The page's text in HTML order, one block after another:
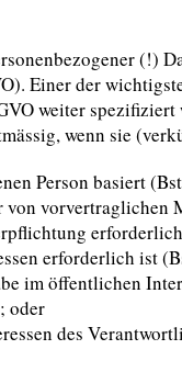
(!)
Einer der
weiter
wenn sie
Person basiert
vorvertraglichen
erforderlich ist
im öffentlichen
oder
des